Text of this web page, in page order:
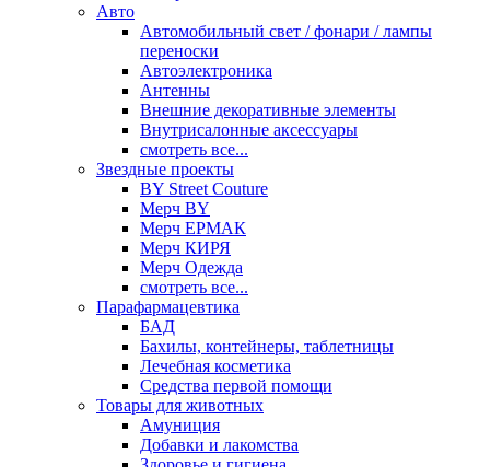
Авто
Автомобильный свет / фонари / лампы
переноски
Автоэлектроника
Антенны
Внешние декоративные элементы
Внутрисалонные аксессуары
смотреть все...
Звездные проекты
BY Street Couture
Мерч BY
Мерч ЕРМАК
Мерч КИРЯ
Мерч Одежда
смотреть все...
Парафармацевтика
БАД
Бахилы, контейнеры, таблетницы
Лечебная косметика
Средства первой помощи
Товары для животных
Амуниция
Добавки и лакомства